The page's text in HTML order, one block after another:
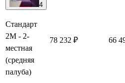
4
Стандарт
2М - 2-
местная
(средняя
палуба)
78 232 ₽ 66